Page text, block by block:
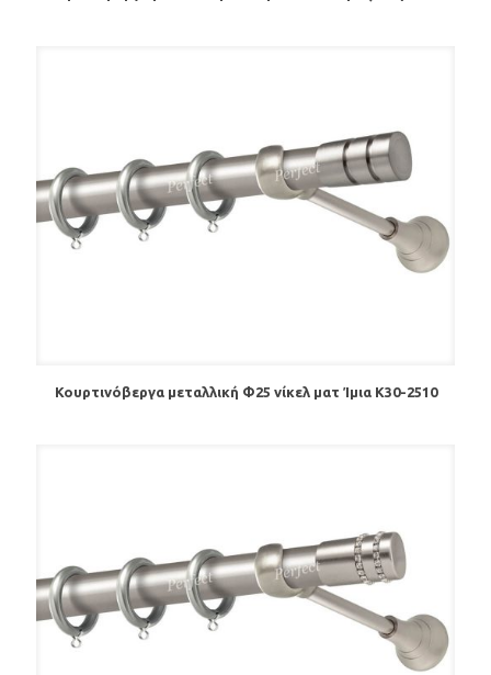
Κουρτινόβεργα μεταλλική Φ25 νίκελ ματ Ίμια Κ30-2510